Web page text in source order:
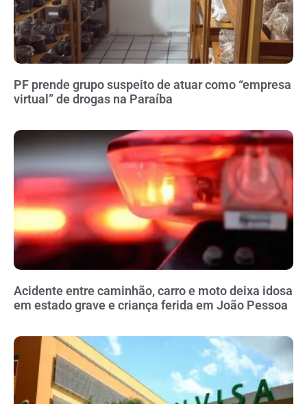
PF prende grupo suspeito de atuar como “empresa
virtual” de drogas na Paraíba
Acidente entre caminhão, carro e moto deixa idosa
em estado grave e criança ferida em João Pessoa